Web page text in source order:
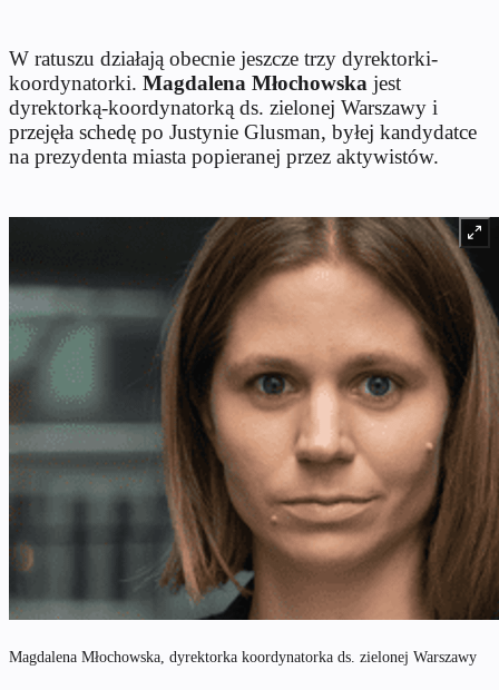
W ratuszu działają obecnie jeszcze trzy dyrektorki-
koordynatorki. Magdalena Młochowska jest
dyrektorką-koordynatorką ds. zielonej Warszawy i
przejęła schedę po Justynie Glusman, byłej kandydatce
na prezydenta miasta popieranej przez aktywistów.
Magdalena Młochowska, dyrektorka koordynatorka ds. zielonej Warszawy